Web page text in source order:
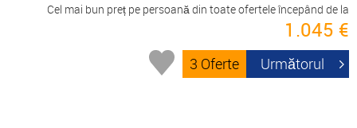
Cel mai bun preț pe persoană din toate ofertele începând de la
1.045 €
3 Oferte Următorul